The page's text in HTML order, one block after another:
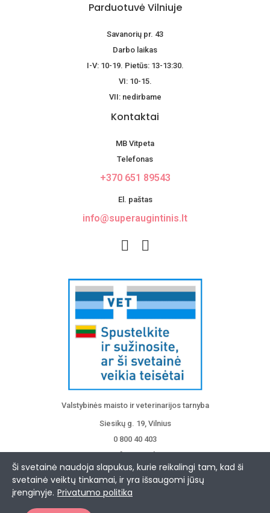
Parduotuvė Vilniuje
Savanorių pr. 43
Darbo laikas
I-V: 10-19. Pietūs: 13-13:30.
VI: 10-15.
VII: nedirbame
Kontaktai
MB Vitpeta
Telefonas
+370 651 89543
El. paštas
info@superaugintinis.lt
Valstybinės maisto ir veterinarijos tarnyba
Siesikų g. 19, Vilnius
0 800 40 403
info@vmvt.lt
www.vmvt.lt
Ši svetainė naudoja slapukus, kurie reikalingi tam, kad ši
svetainė veiktų tinkamai, ir yra išsaugomi jūsų
įrenginyje. Privatumo politika